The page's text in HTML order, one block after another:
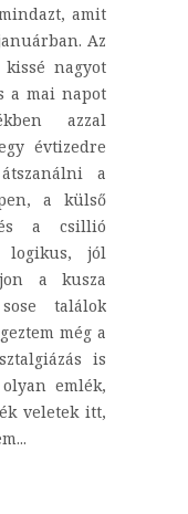
amit
Az
nagyot
a mai napot
azzal
évtizedre
a
a külső
a csillió
logikus, jól
a kusza
találok
még a
is
emlék,
veletek itt,